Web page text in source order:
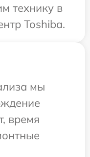
технику в
Toshiba.
мы
время